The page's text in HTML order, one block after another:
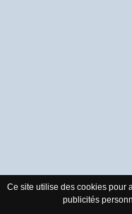
Ce site utilise des cookies pour
publicités